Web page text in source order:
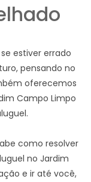
estiver errado
pensando no
oferecemos
Campo Limpo
como resolver
no Jardim
e ir até você,